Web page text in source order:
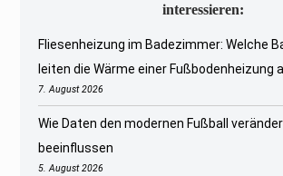
interessieren:
Fliesenheizung im Badezimmer: Welche
leiten die Wärme einer Fußbodenheizung
7. August 2026
Wie Daten den modernen Fußball
beeinflussen
5. August 2026